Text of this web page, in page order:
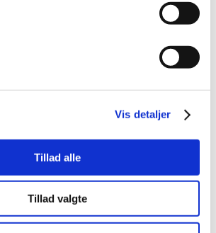
Vis detaljer
Tillad alle
Tillad valgte
blive publiceret.
Krævede felter er